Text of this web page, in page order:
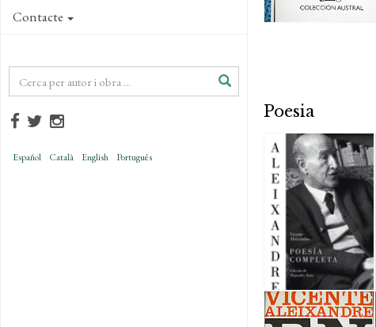
Contacte
Español Català English Português
Poesia